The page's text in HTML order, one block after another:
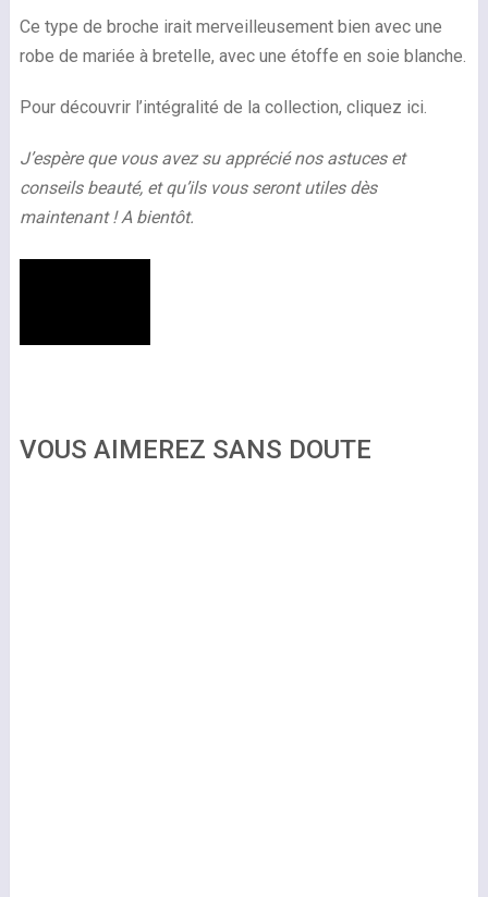
Ce type de broche irait merveilleusement bien avec une
robe de mariée à bretelle, avec une étoffe en soie blanche.
Pour découvrir l’intégralité de la collection, cliquez ici.
J’espère que vous avez su apprécié nos astuces et
conseils beauté, et qu’ils vous seront utiles dès
maintenant ! A bientôt.
VOUS AIMEREZ SANS DOUTE